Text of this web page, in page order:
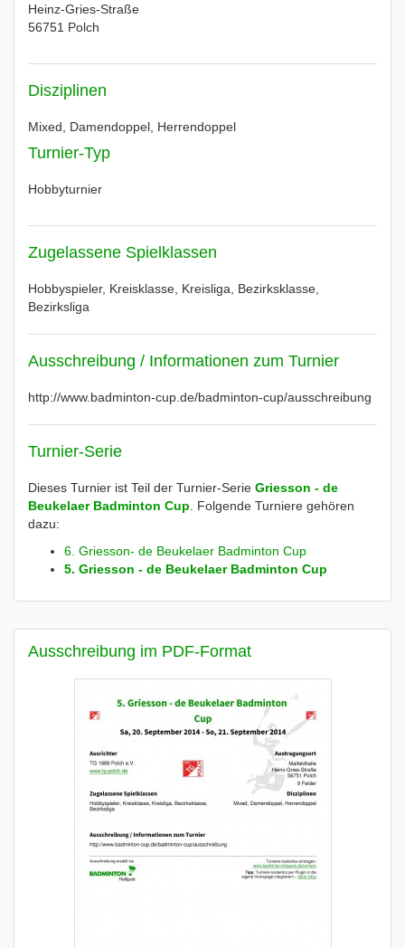
Heinz-Gries-Straße
56751 Polch
Disziplinen
Mixed, Damendoppel, Herrendoppel
Turnier-Typ
Hobbyturnier
Zugelassene Spielklassen
Hobbyspieler, Kreisklasse, Kreisliga, Bezirksklasse,
Bezirksliga
Ausschreibung / Informationen zum Turnier
http://www.badminton-cup.de/badminton-cup/ausschreibung
Turnier-Serie
Dieses Turnier ist Teil der Turnier-Serie Griesson - de
Beukelaer Badminton Cup . Folgende Turniere gehören
dazu:
6. Griesson- de Beukelaer Badminton Cup
5. Griesson - de Beukelaer Badminton Cup
Ausschreibung im PDF-Format